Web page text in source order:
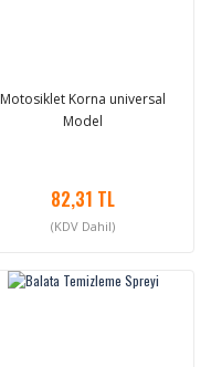
Motosiklet Korna universal
Model
82,31 TL
(KDV Dahil)